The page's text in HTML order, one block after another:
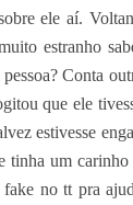
ele aí.
estranho
Conta
que ele
estivesse
tinha um
no tt pra